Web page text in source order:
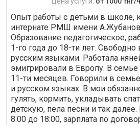
Опыт работы с детьми в школе,
интернате РМШ имени
Образование педагогическое,
1-го года до 18-ти лет.
русским языками. Работала
эмигрировали в Европу. В
11-ти месяцев. Говорили в
и русском языках. В мои
гулять, кормить, укладывать
детскую, пела песни и так
8.00 до 18:00, зарплата по